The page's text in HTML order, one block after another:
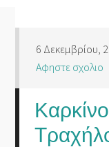
6 Δεκεμβρίου,
Αφηστε σχολιο